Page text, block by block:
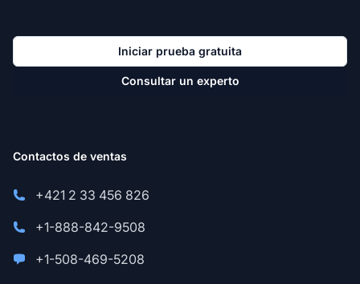
Iniciar prueba gratuita
Consultar un experto
Contactos de ventas
+421 2 33 456 826
+1-888-842-9508
+1-508-469-5208